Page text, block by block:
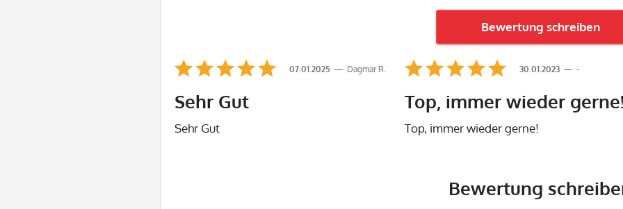
Bewertung schreiben
Dagmar R.
07.01.2025
Sehr Gut
Sehr Gut
-
30.01.2023
Top, immer wieder
Top, immer wieder gerne!
Bewertung